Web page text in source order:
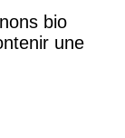
bio
une